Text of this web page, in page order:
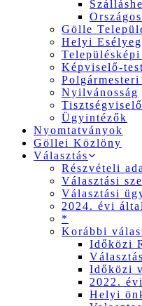
Gölle
Helyi
Képviselő-
Polgármesteri
Nyilvánosság
Ügyintézők
Nyomtatványok
Göllei Közlöny
Választás
Részvételi
Választási
Választási
2024. évi
*
Korábbi
Időközi
Időközi
2022.
Helyi